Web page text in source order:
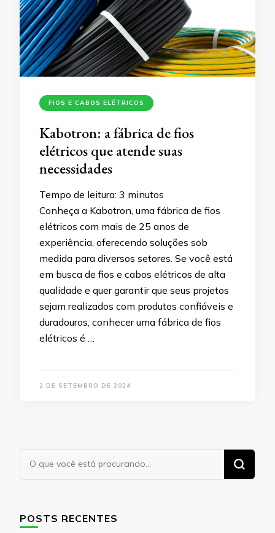
FIOS E CABOS ELÉTRICOS
Kabotron: a fábrica de fios
elétricos que atende suas
necessidades
Tempo de leitura: 3 minutos
Conheça a Kabotron, uma fábrica de fios
elétricos com mais de 25 anos de
experiência, oferecendo soluções sob
medida para diversos setores. Se você está
em busca de fios e cabos elétricos de alta
qualidade e quer garantir que seus projetos
sejam realizados com produtos confiáveis e
duradouros, conhecer uma fábrica de fios
elétricos é …
2 DE SETEMBRO DE 2024
Procurando
algo?
POSTS RECENTES